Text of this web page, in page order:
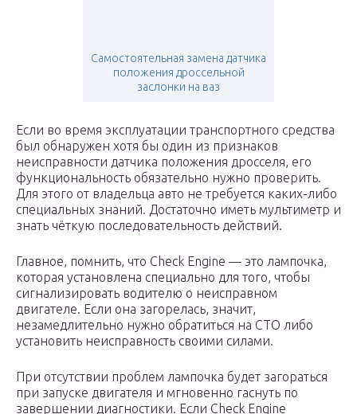
Самостоятельная замена датчика
положения дроссельной
заслонки на ваз
Если во время эксплуатации транспортного средства
был обнаружен хотя бы один из признаков
неисправности датчика положения дросселя, его
функциональность обязательно нужно проверить.
Для этого от владельца авто не требуется каких-либо
специальных знаний. Достаточно иметь мультиметр и
знать чёткую последовательность действий.
Главное, помнить, что Check Engine — это лампочка,
которая установлена специально для того, чтобы
сигнализировать водителю о неисправном
двигателе. Если она загорелась, значит,
незамедлительно нужно обратиться на СТО либо
установить неисправность своими силами.
При отсутствии проблем лампочка будет загораться
при запуске двигателя и мгновенно гаснуть по
завершении диагностики. Если Check Engine